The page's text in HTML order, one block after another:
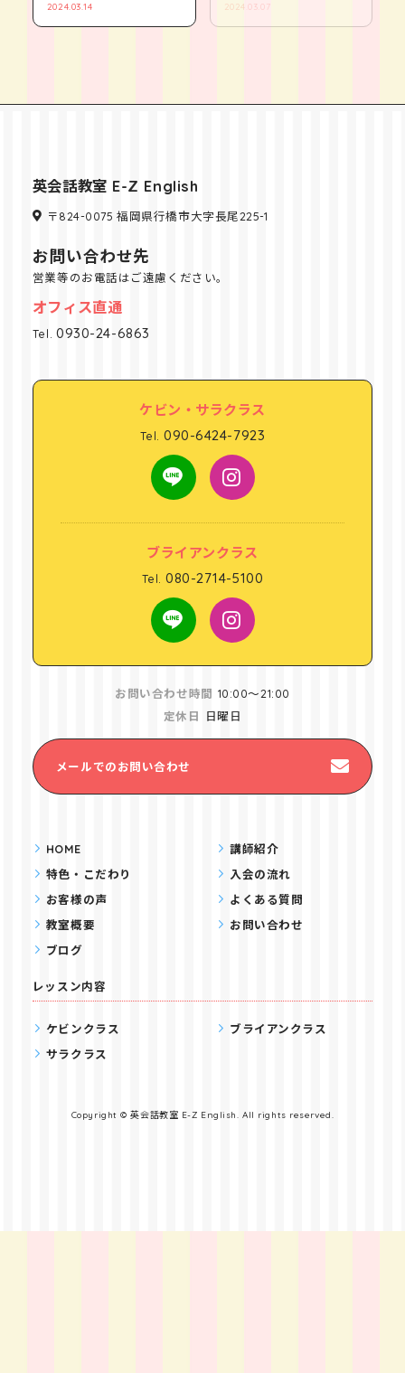
2024.03.14 2024.03.07
英会話教室 E-Z English
〒824-0075 福岡県行橋市大字長尾225-1
お問い合わせ先
営業等のお電話はご遠慮ください。
オフィス直通
Tel. 0930-24-6863
ケビン・サラクラス
Tel. 090-6424-7923
ブライアンクラス
Tel. 080-2714-5100
お問い合わせ時間 10:00～21:00
定休日
日曜日
メールでのお問い合わせ
HOME
講師紹介
特色・こだわり
入会の流れ
お客様の声
よくある質問
教室概要
お問い合わせ
ブログ
レッスン内容
ケビンクラス
ブライアンクラス
サラクラス
Copyright © 英会話教室 E-Z English. All rights reserved.